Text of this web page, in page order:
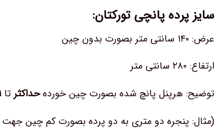
سایز پرده پانچی تورکتان:
عرض: ۱۴۰ سانتی متر بصورت بدون چین
ارتفاع: ۲۸۰ سانتی متر
توضیح: هرپنل پانچ شده بصورت چین خوردهحداکثر تا
(مثال: پنجره دو متری به دو پرده بصورت کم چین جهت